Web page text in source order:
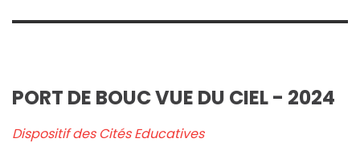
PORT DE BOUC VUE DU CIEL - 2024
Dispositif des Cités Educatives